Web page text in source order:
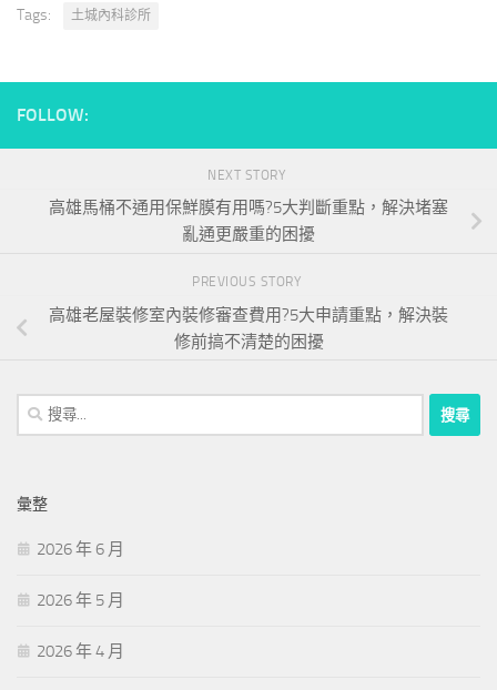
Tags: 土城內科診所
FOLLOW:
NEXT STORY
高雄馬桶不通用保鮮膜有用嗎?5大判斷重點，解決堵塞
亂通更嚴重的困擾
PREVIOUS STORY
高雄老屋裝修室內裝修審查費用?5大申請重點，解決裝
修前搞不清楚的困擾
搜
尋
字:
彙整
2026 年 6 月
2026 年 5 月
2026 年 4 月